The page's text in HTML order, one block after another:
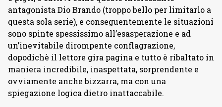
antagonista Dio Brando (troppo bello per limitarlo a
questa sola serie), e conseguentemente le situazioni
sono spinte spessissimo all’esasperazione e ad
un’inevitabile dirompente conflagrazione,
dopodichè il lettore gira pagina e tutto è ribaltato in
maniera incredibile, inaspettata, sorprendente e
ovviamente anche bizzarra, ma con una
spiegazione logica dietro inattaccabile.